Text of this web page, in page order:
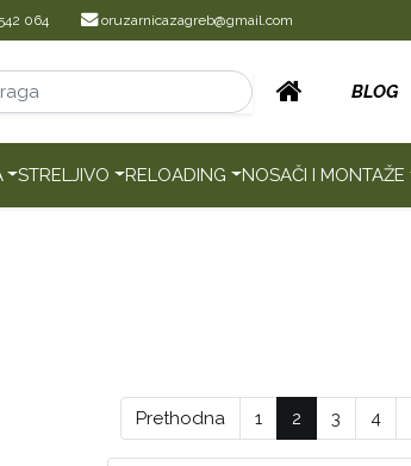
064 oruzarnicazagreb@gmail.com
BLOG
STRELJIVO RELOADING NOSAČI I MONTAŽE
Prethodna 1 2 3 4